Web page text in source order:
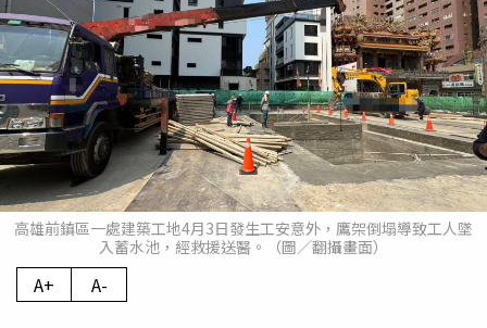
高雄前鎮區一處建築工地4月3日發生工安意外，鷹架倒塌導致工人墜
入蓄水池，經救援送醫。（圖／翻攝畫面）
A+ A-